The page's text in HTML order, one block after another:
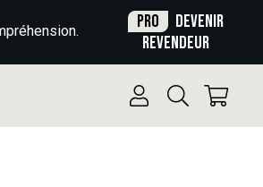
Pro
Devenir
revendeur